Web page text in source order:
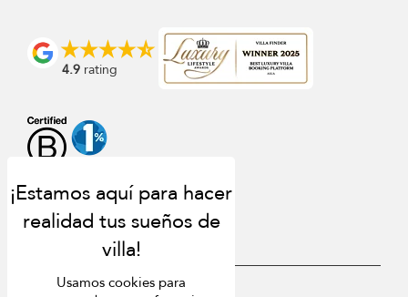
4.9 rating
Usamos cookies para